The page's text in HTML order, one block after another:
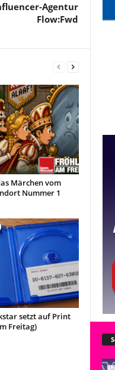
Agentur
Flow:Fwd
Märchen vom
Nummer 1
setzt auf Print
Freitag)